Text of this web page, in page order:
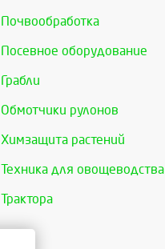
Почвообработка
Посевное оборудование
Грабли
Обмотчики рулонов
Химзащита растений
Техника для овощеводства
Трактора